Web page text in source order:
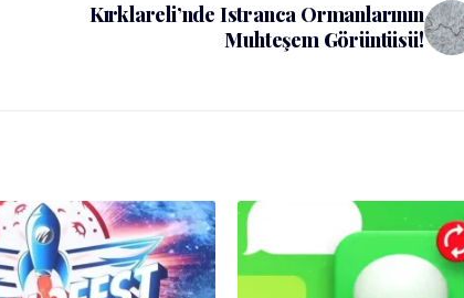
Kırklareli’nde Istranca Ormanlarının
Muhteşem Görüntüsü!